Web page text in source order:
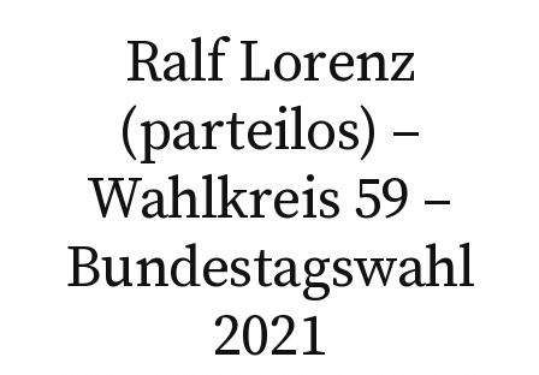
Ralf Lorenz
(parteilos) –
Wahlkreis 59 –
Bundestagswahl
2021